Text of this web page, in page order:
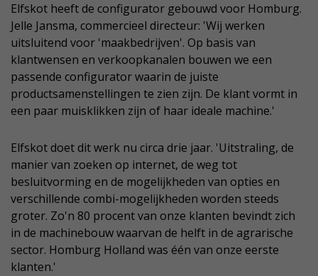
Elfskot heeft de configurator gebouwd voor Homburg.
Jelle Jansma, commercieel directeur: 'Wij werken
uitsluitend voor 'maakbedrijven'. Op basis van
klantwensen en verkoopkanalen bouwen we een
passende configurator waarin de juiste
productsamenstellingen te zien zijn. De klant vormt in
een paar muisklikken zijn of haar ideale machine.'
Elfskot doet dit werk nu circa drie jaar. 'Uitstraling, de
manier van zoeken op internet, de weg tot
besluitvorming en de mogelijkheden van opties en
verschillende combi-mogelijkheden worden steeds
groter. Zo'n 80 procent van onze klanten bevindt zich
in de machinebouw waarvan de helft in de agrarische
sector. Homburg Holland was één van onze eerste
klanten.'